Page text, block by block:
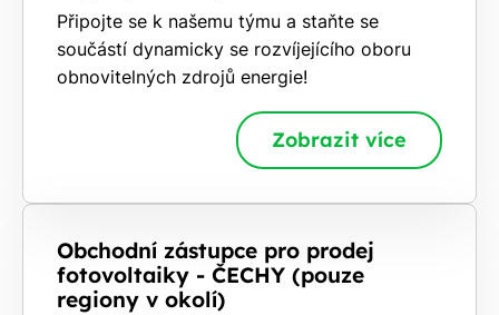
Připojte se k našemu týmu a staňte se
součástí dynamicky se rozvíjejícího oboru
obnovitelných zdrojů energie!
Zobrazit více
Obchodní zástupce pro prodej
fotovoltaiky - ČECHY (pouze
regiony v okolí)